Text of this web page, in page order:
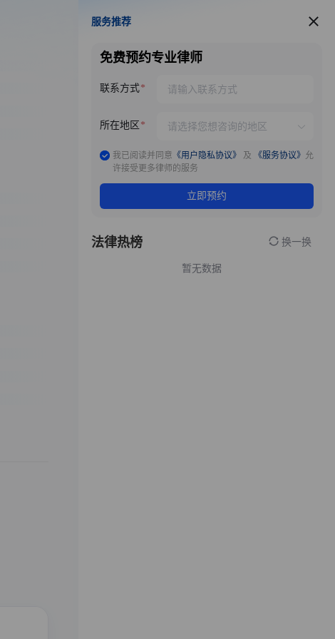
服务推荐
服务推荐
免费预约专业律师
联系方式
所在地区
我已阅读并同意 《用户隐私协议》 及 《服务协议》 允
许接受更多律师的服务
立即预约
法律热榜 换一换
暂无数据